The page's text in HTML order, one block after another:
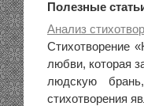
Полезные
Анализ
Стихотворение
любви, которая
людскую
стихотворения